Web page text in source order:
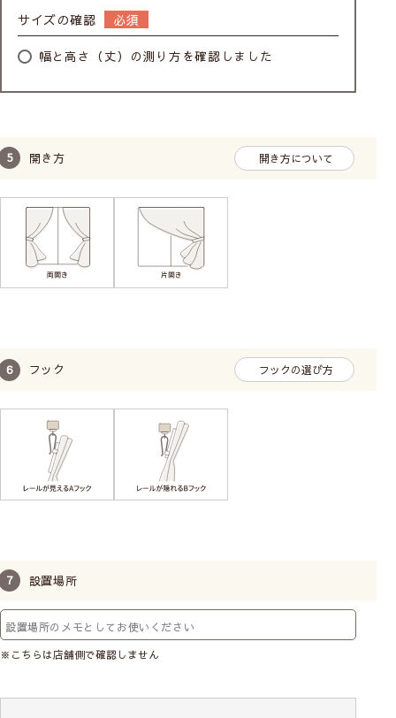
サイズの確認
幅と高さ（丈）の測り方を確認しました
開き方 開き方について
フック フックの選び方
設置場所
※こちらは店舗側で確認しません